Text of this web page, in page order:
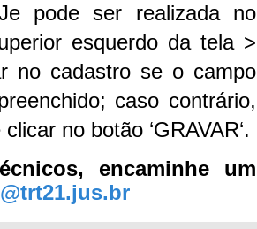
pode ser realizada no
esquerdo da tela >
no cadastro se o campo
caso contrário,
no botão ‘GRAVAR‘.
encaminhe um